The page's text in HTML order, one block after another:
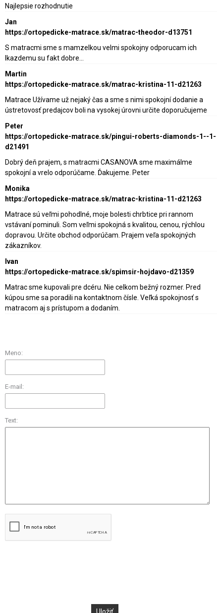
Najlepsie rozhodnutie
Jan
https://ortopedicke-matrace.sk/matrac-theodor-d13751
S matracmi sme s mamzelkou velmi spokojny odporucam ich
lkazdemu su fakt dobre…
Martin
https://ortopedicke-matrace.sk/matrac-kristina-11-d21263
Matrace Užívame už nejaký čas a sme s nimi spokojní dodanie a
ústretovosť predajcov boli na vysokej úrovni určite doporučujeme
Peter
https://ortopedicke-matrace.sk/pingui-roberts-diamonds-1--1-
d21491
Dobrý deň prajem, s matracmi CASANOVA sme maximálme
spokojní a vrelo odporúčame. Ďakujeme. Peter
Monika
https://ortopedicke-matrace.sk/matrac-kristina-11-d21263
Matrace sú veľmi pohodlné, moje bolesti chrbtice pri rannom
vstávaní pominuli. Som veľmi spokojná s kvalitou, cenou, rýchlou
dopravou. Určite obchod odporúčam. Prajem veľa spokojných
zákazníkov.
Ivan
https://ortopedicke-matrace.sk/spimsir-hojdavo-d21359
Matrac sme kupovali pre dcéru. Nie celkom bežný rozmer. Pred
kúpou sme sa poradili na kontaktnom čísle. Veľká spokojnosť s
matracom aj s prístupom a dodaním.
Meno:
E-mail:
Text: